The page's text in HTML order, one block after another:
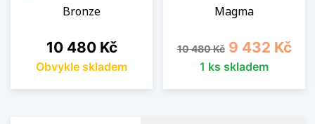
Bronze
Cena
10 480 Kč
Obvykle skladem
Magma
Běžná cena
10 480 Kč Cena
9 432 Kč
1 ks skladem